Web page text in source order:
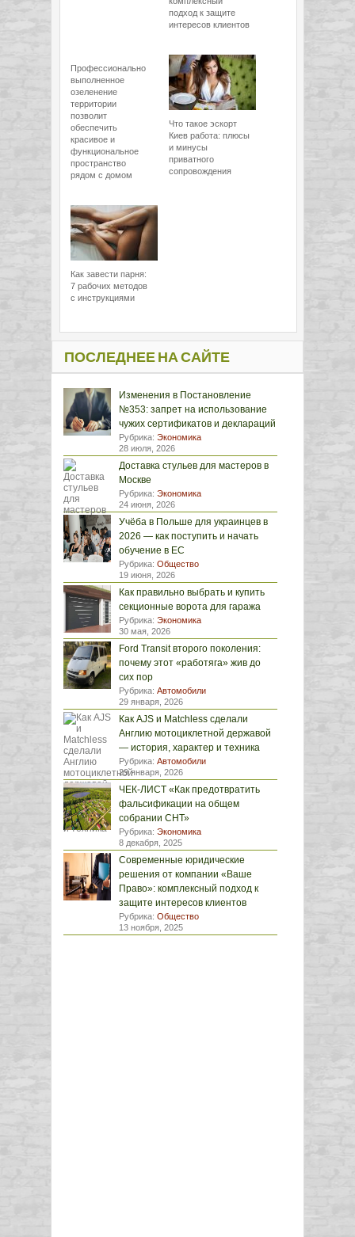
подход к защите
интересов клиентов
Профессионально
выполненное
озеленение
территории
позволит
обеспечить
красивое и
функциональное
пространство
рядом с домом
Что такое эскорт
Киев работа: плюсы
и минусы
приватного
сопровождения
Как завести парня:
7 рабочих методов
с инструкциями
ПОСЛЕДНЕЕ НА САЙТЕ
Изменения в Постановление
№353: запрет на использование
чужих сертификатов и деклараций
Рубрика: Экономика
28 июля, 2026
Доставка стульев для мастеров в
Москве
Рубрика: Экономика
24 июня, 2026
Учёба в Польше для украинцев в
2026 — как поступить и начать
обучение в ЕС
Рубрика: Общество
19 июня, 2026
Как правильно выбрать и купить
секционные ворота для гаража
Рубрика: Экономика
30 мая, 2026
Ford Transit второго поколения:
почему этот «работяга» жив до
сих пор
Рубрика: Автомобили
29 января, 2026
Как AJS и Matchless сделали
Англию мотоциклетной державой
— история, характер и техника
Рубрика: Автомобили
29 января, 2026
ЧЕК-ЛИСТ «Как предотвратить
фальсификации на общем
собрании СНТ»
Рубрика: Экономика
8 декабря, 2025
Современные юридические
решения от компании «Ваше
Право»: комплексный подход к
защите интересов клиентов
Рубрика: Общество
13 ноября, 2025